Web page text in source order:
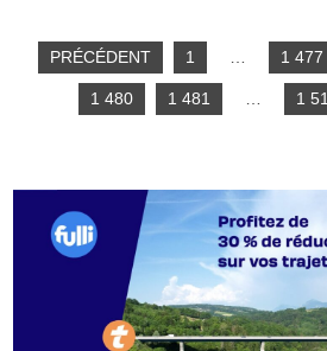
PRÉCÉDENT 1 … 1 477
1 480 1 481 … 1